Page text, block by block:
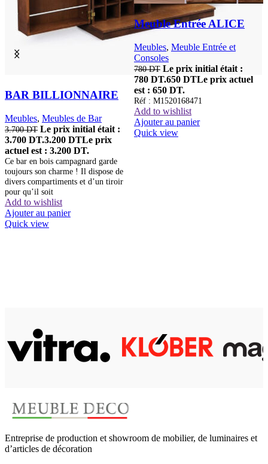
BAR BILLIONNAIRE
Meubles, Meubles de Bar
3.700DT Le prix initial était :
3.700 DT.3.200 DTLe prix
actuel est : 3.200 DT.
Ce bar en bois campagnard garde
toujours son charme ! Il dispose de
divers compartiments et d’un tiroir
pour qu’il soit
Add to wishlist
Ajouter au panier
Quick view
Meuble Entrée ALICE
Meubles, Meuble Entrée et
Consoles
780DT Le prix initial était :
780 DT.650 DTLe prix actuel
est : 650 DT.
Réf : M1520168471
Add to wishlist
Ajouter au panier
Quick view
Entreprise de production et showroom de mobilier, de luminaires et
d’articles de décoration